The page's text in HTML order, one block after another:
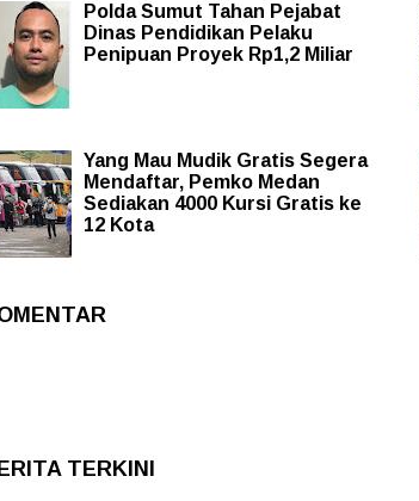
Polda Sumut Tahan Pejabat
Dinas Pendidikan Pelaku
Penipuan Proyek Rp1,2 Miliar
Yang Mau Mudik Gratis Segera
Mendaftar, Pemko Medan
Sediakan 4000 Kursi Gratis ke
12 Kota
TERKINI